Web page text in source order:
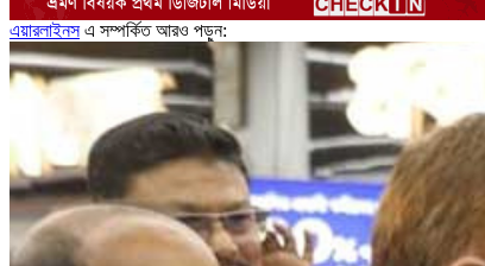
এয়ারলাইনসএ সম্পর্কিত আরও পড়ুন: